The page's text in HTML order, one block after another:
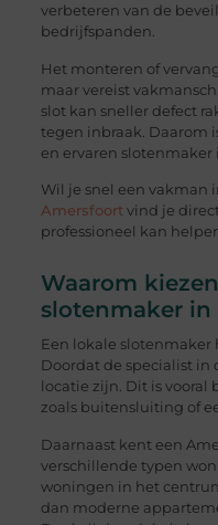
verbeteren van de
bedrijfspanden.
Het monteren of
maar vereist
slot kan sneller defect
tegen inbraak. Daarom
en ervaren slotenmaker
Wil je snel een vakman
Amersfoortvind je
professioneel kan
Waarom
slotenmaker in
Een lokale slotenmaker
Doordat de specialist in
locatie zijn. Dit is vooral
zoals buitensluiting of
Daarnaast kent een
verschillende typen
woningen in het
dan moderne